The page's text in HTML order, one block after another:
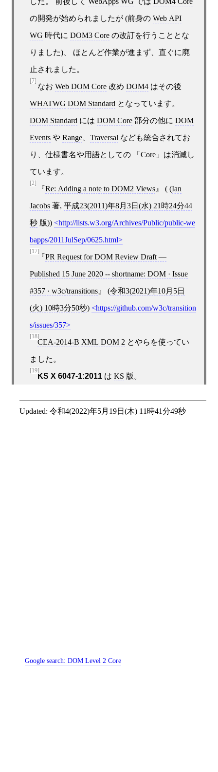
の開発が始められましたが (前身の Web API
WG 時代に DOM3 Coreの改訂を行うこととな
りました)、 ほとんど作業が進まず、直ぐに廃
止されました。
[7]
なお Web DOM Core改め DOM4はその後
WHATWG DOM Standard となっています。
DOM Standard には DOM Core部分の他に DOM
Eventsや Range、 Traversal なども統合されてお
り、仕様書名や用語としての 「Core」は消滅し
ています。
[2]
Re: Adding a note to DOM2 Views ( (Ian
Jacobs著, 平成23(2011)年8月3日(水) 21時24分44
秒版)) http://lists.w3.org/Archives/Public/public-we
bapps/2011JulSep/0625.html
[17]
PR Request for DOM Review Draft —
Published 15 June 2020 -- shortname: DOM · Issue
#357 · w3c/transitions (令和3(2021)年10月5日
(火) 10時3分50秒) https://github.com/w3c/transition
s/issues/357
[18]
CEA-2014-B XML DOM 2 とやらを使ってい
ました。
[19]
KS X 6047-1:2011は KS 版。
Updated: 令和4(2022)年5月19日(木) 11時41分49秒
Google search:DOM Level 2 Core